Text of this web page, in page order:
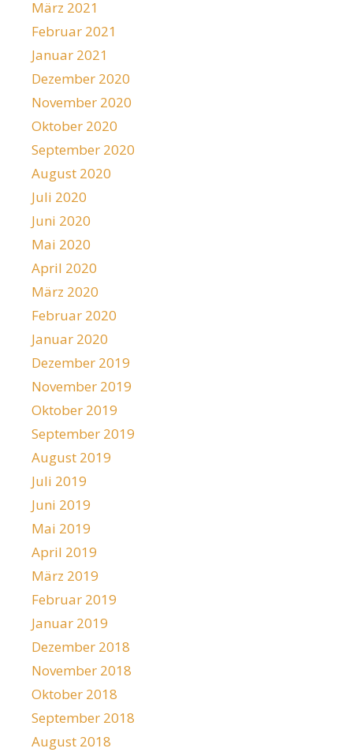
März 2021
Februar 2021
Januar 2021
Dezember 2020
November 2020
Oktober 2020
September 2020
August 2020
Juli 2020
Juni 2020
Mai 2020
April 2020
März 2020
Februar 2020
Januar 2020
Dezember 2019
November 2019
Oktober 2019
September 2019
August 2019
Juli 2019
Juni 2019
Mai 2019
April 2019
März 2019
Februar 2019
Januar 2019
Dezember 2018
November 2018
Oktober 2018
September 2018
August 2018